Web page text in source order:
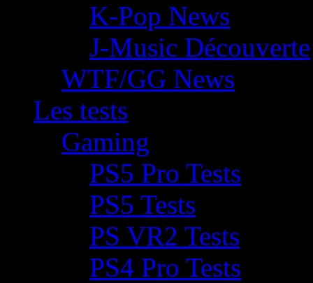
K-Pop News
J-Music Découverte
WTF/GG News
Les tests
Gaming
PS5 Pro Tests
PS5 Tests
PS VR2 Tests
PS4 Pro Tests